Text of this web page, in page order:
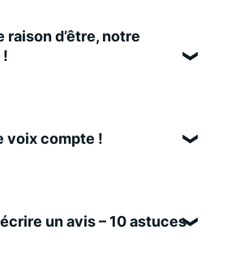
raison d’être, notre
!
voix compte !
un avis – 10 astuces